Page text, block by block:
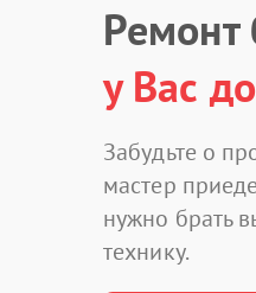
Ремонт
у Вас
Забудьте о
мастер
нужно брать
технику.